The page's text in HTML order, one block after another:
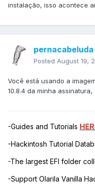
instalação, isso acontece
pernacabeluda
Posted August 19,
Você está usando a
10.8.4 da minha
-Guides and Tutorials
-Hackintosh Tutorial
-The largest EFI folder
-Support Olarila Vanilla